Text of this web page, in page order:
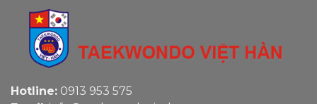
Hotline: 0913 953 575